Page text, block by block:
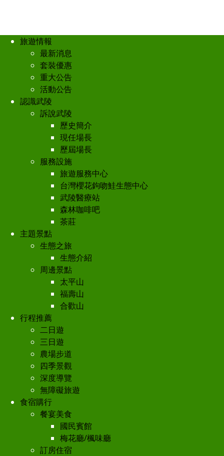
旅遊情報
最新消息
套裝優惠
重大公告
活動公告
認識武陵
訴說武陵
歷史簡介
現任場長
歷屆場長
服務設施
旅遊服務中心
台灣櫻花鉤吻鮭生態中心
武陵醫療站
森林咖啡吧
茶莊
主題景點
生態之旅
生態介紹
周邊景點
太平山
福壽山
合歡山
行程推薦
二日遊
三日遊
農場步道
四季景觀
深度導覽
無障礙旅遊
食宿購行
餐宴美食
國民賓館
梅花廳/楓味廳
訂房住宿